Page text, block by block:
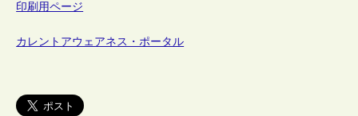
印刷用ページ
カレントアウェアネス・ポータル